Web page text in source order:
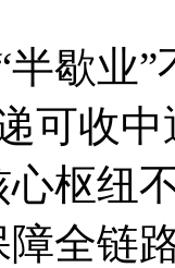
歇业
可收
枢纽
全链